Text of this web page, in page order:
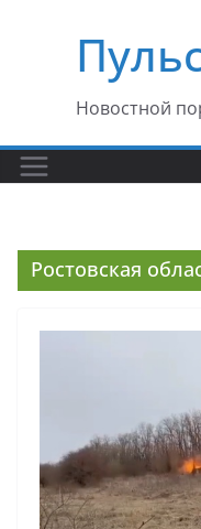
содержимому
Новостной
Ростовская